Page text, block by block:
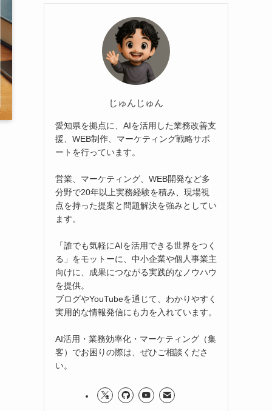
じゅんじゅん
愛知県を拠点に、AIを活用した業務改善支
援、WEB制作、マーケティング戦略サポ
ートを行っています。
営業、マーケティング、WEB開発など多
分野で20年以上実務経験を積み、現場視
点を持った提案と問題解決を強みとしてい
ます。
「誰でも気軽にAIを活用できる世界をつく
る」をモットーに、中小企業や個人事業主
向けに、成果につながる実践的なノウハウ
を提供。
ブログやYouTubeを通じて、わかりやすく
実用的な情報発信にも力を入れています。
AI活用・業務効率化・マーケティング（集
客）でお困りの際は、ぜひご相談くださ
い。